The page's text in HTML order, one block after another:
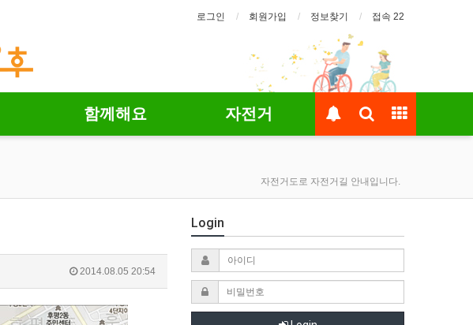
로그인 회원가입 정보찾기 접속 22
함께해요 자전거
자전거도로 자전거길 안내입니다.
2014.08.05 20:54
Login